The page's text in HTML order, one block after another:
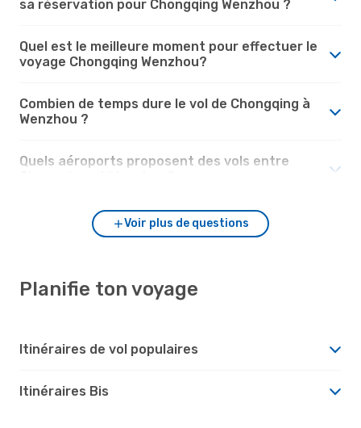
sa réservation pour Chongqing Wenzhou ?
Quel est le meilleure moment pour effectuer le
voyage Chongqing Wenzhou?
Combien de temps dure le vol de Chongqing à
Wenzhou ?
Quels aéroports proposent des vols entre
Voir plus de questions
Planifie ton voyage
Itinéraires de vol populaires
Itinéraires Bis